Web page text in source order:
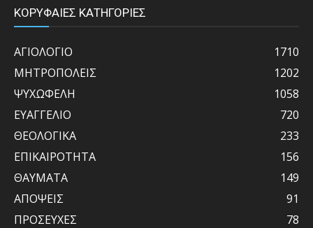
ΚΟΡΥΦΑΙΕΣ ΚΑΤΗΓΟΡΙΕΣ
ΑΓΙΟΛΟΓΙΟ
1710
ΜΗΤΡΟΠΟΛΕΙΣ
1202
ΨΥΧΩΦΕΛΗ
1058
ΕΥΑΓΓΕΛΙΟ
720
ΘΕΟΛΟΓΙΚΑ
233
ΕΠΙΚΑΙΡΟΤΗΤΑ
156
ΘΑΥΜΑΤΑ
149
ΑΠΟΨΕΙΣ
91
ΠΡΟΣΕΥΧΕΣ
78